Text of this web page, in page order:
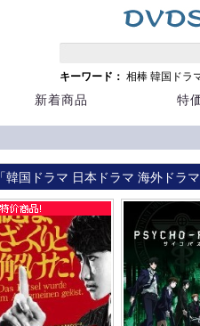
キーワード： 相棒 韓国ドラ
新着商品 特
「韓国ドラマ 日本ドラマ 海外ドラ